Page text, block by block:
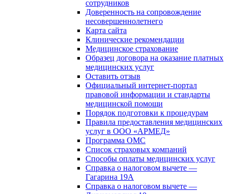
сотрудников
Доверенность на сопровождение
несовершеннолетнего
Карта сайта
Клинические рекомендации
Медицинское страхование
Образец договора на оказание платных
медицинских услуг
Оставить отзыв
Официальный интернет-портал
правовой информации и стандарты
медицинской помощи
Порядок подготовки к процедурам
Правила предоставления медицинских
услуг в ООО «АРМЕД»
Программа ОМС
Список страховых компаний
Способы оплаты медицинских услуг
Справка о налоговом вычете —
Гагарина 19А
Справка о налоговом вычете —